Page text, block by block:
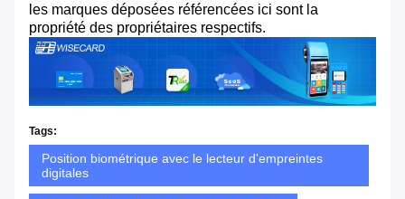
les marques déposées référencées ici sont la
propriété des propriétaires respectifs.
Tags:
Position biométrique avec le lecteur d'empreintes
digitales